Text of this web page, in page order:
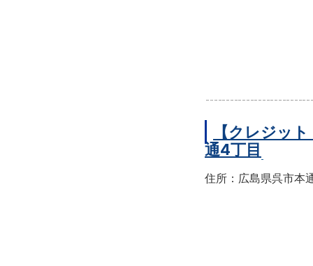
【クレジッ
通4丁目
住所：広島県呉市本